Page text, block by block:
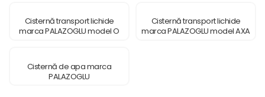
Cisternă transport lichide
marca PALAZOGLU model O
Cisternă transport lichide
marca PALAZOGLU model AXA
Cisternă de apa marca
PALAZOGLU